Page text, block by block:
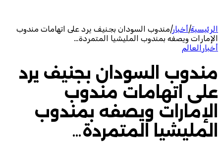
الرئيسية|أخبار|مندوب السودان بجنيف يرد على اتهامات مندوب
الإمارات ويصفه بمندوب المليشيا المتمردة…
أخبار العالم
مندوب السودان بجنيف يرد
على اتهامات مندوب
الإمارات ويصفه بمندوب
المليشيا المتمردة…